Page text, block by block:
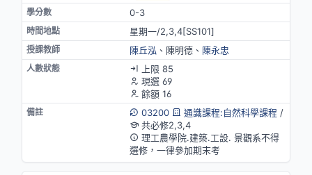
0-3
星期一/2,3,4[SS101]
陳丘泓、陳明德、 陳永忠
上限 85
現選 69
餘額 16
03200
通識課程:自然科學課程 /
共必修2,3,4
理工農學院.建築.工設. 景觀系不得
選修，一律參加期末考